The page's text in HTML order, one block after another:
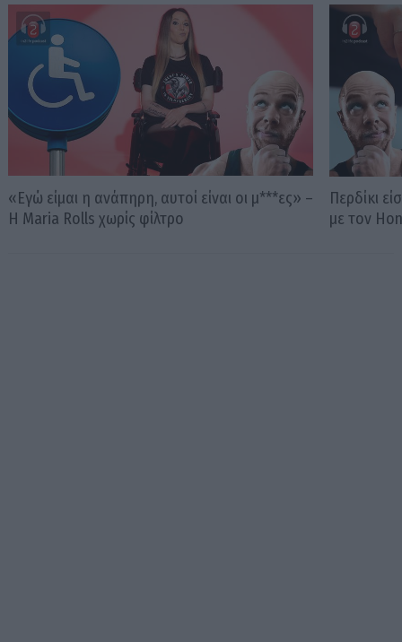
«Εγώ είμαι η ανάπηρη, αυτοί είναι οι μ***ες» –
Η Maria Rolls χωρίς φίλτρο
Περδίκι
με τον